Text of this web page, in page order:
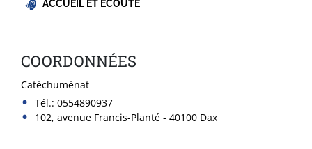
ACCUEIL ET ÉCOUTE
COORDONNÉES
Catéchuménat
Tél.: 0554890937
102, avenue Francis-Planté - 40100 Dax